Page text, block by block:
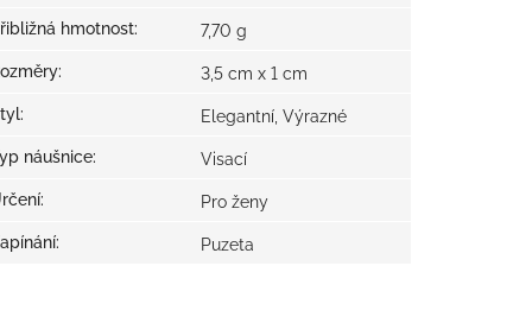
hmotnost: 7,70 g
: 3,5 cm x 1 cm
: Elegantní, Výrazné
náušnice: Visací
: Pro ženy
: Puzeta